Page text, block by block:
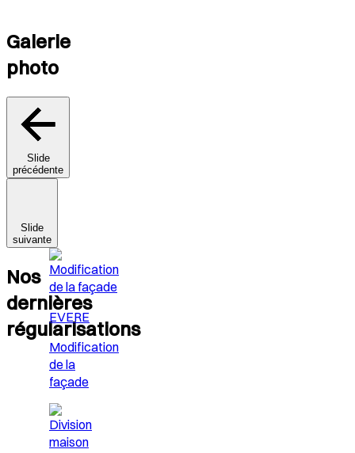
Galerie
photo
Slide
précédente
Slide
suivante
Nos
dernières
régularisations
EVERE
Modification
de la
façade